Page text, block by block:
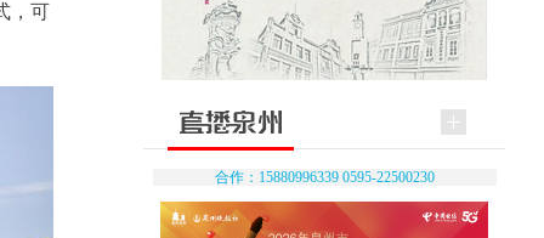
，可
合作：15880996339 0595-22500230